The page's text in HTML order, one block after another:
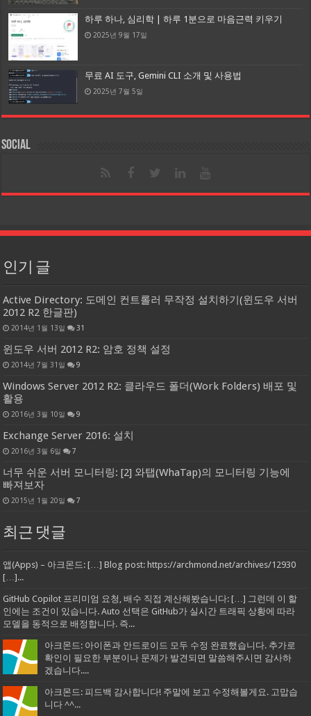
하루 하나, 심리학 | 하루 1분으로 마음근력 키우기
2025년 9월 17일
무료 AI 도구, Gemini CLI 소개 및 사용법
2025년 7월 5일
Social
인기 글
Active Directory: 도메인 컨트롤러 무작정 설치하기(윈도우 서버
2012 R2 한글판)
2014년 1월 13일 31
윈도우 서버 2012 R2: 암호 정책 설정
2014년 7월 31일 9
Windows Server 2012 R2: 클라우드 폴더(Work Folders) 배포 및
활용
2016년 3월 10일 9
Exchange Server 2016: 설치
2016년 3월 6일 7
너무 쉬운 서버 모니터링: [2] 와탭(WhaTap)의 모니터링 기능에
빠져보자
2015년 1월 20일 7
최근 댓글
앱(Apps) – 아크몬드: […] Blog post: https://archmond.net/archives/12930
[…]...
GitHub Copilot 프리미엄 요청, 배수 직접 계산해봤습니다: […] 그런데 이 할
인에는 조건이 있습니다. Auto 선택은 GitHub가 실시간 트래픽 상황에 따라
모델을 동적으로 배정합니다. 즉...
아크몬드: 아이폰과 안드로이드 모두 수정 완료했습니다. 추가로
확인이 필요한 부분이나 문제가 발견되면 말씀해주시면 감사하
겠습니다....
아크몬드: 피드백 감사합니다! 주말에 보고 수정해볼게요. 고맙습
니다 ^^...